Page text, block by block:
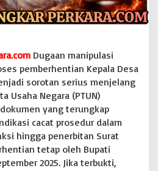
l
a
s
a
n
g
g
l
d
a
l
a
Dugaan manipulasi
pemberhentian Kepala Desa
sorotan serius menjelang
Usaha Negara (PTUN)
yang terungkap
cacat prosedur dalam
hingga penerbitan Surat
tetap oleh Bupati
2025. Jika terbukti,